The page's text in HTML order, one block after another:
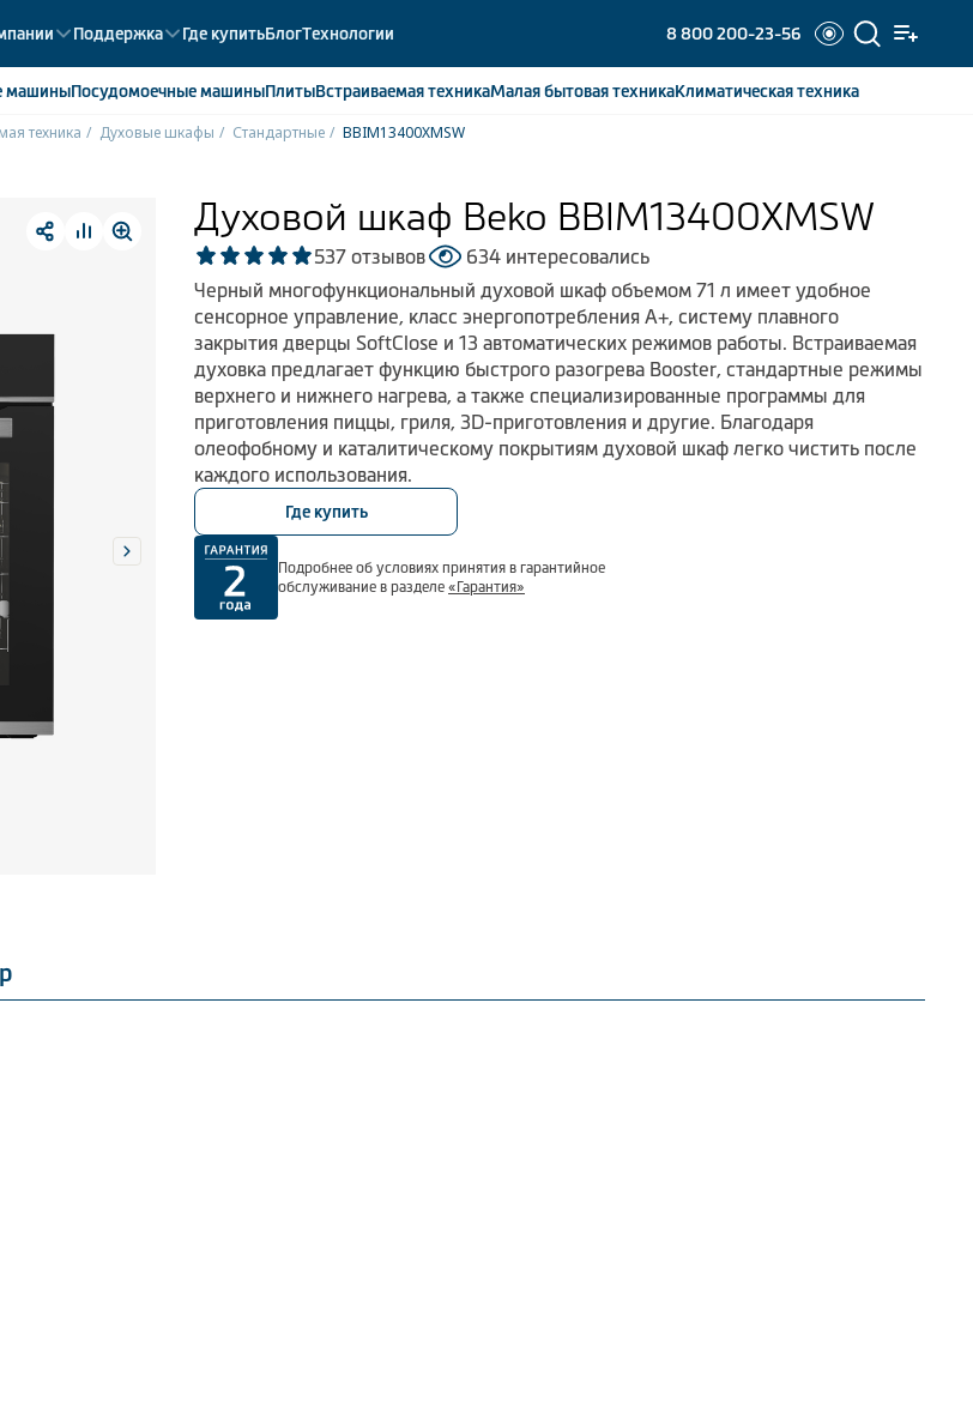
Поддержка Где купитьБлогТехнологии 8 800 200-23-56
машиныПосудомоечныемашиныПлитыВстраиваемаятехникаМалая бытоваятехникаКлиматическаятехника
техника Духовые шкафы Стандартные BBIM13400XMSW
Духовой шкаф Beko BBIM13400XMSW
537 отзывов
634 интересовались
Черный многофункциональный духовой шкаф объемом 71 л имеет удобное
сенсорное управление, класс энергопотребления А+, систему плавного
закрытия дверцы SoftClose и 13 автоматических режимов работы. Встраиваемая
духовка предлагает функцию быстрого разогрева Booster, стандартные режимы
верхнего и нижнего нагрева, а также специализированные программы для
приготовления пиццы, гриля, 3D-приготовления и другие. Благодаря
олеофобному и каталитическому покрытиям духовой шкаф легко чистить после
каждого использования.
Где купить
Подробнее об условиях принятия в гарантийное
обслуживание в разделе «Гарантия»